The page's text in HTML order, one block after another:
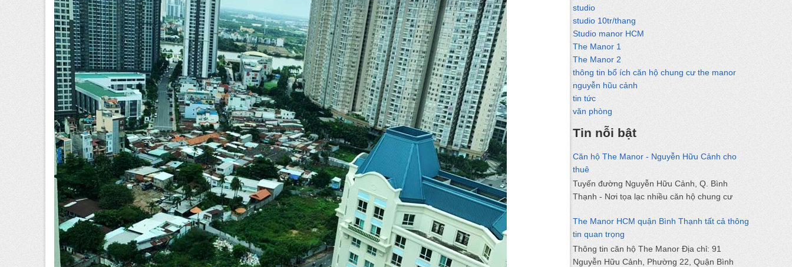
studio
studio 10tr/thang
Studio manor HCM
The Manor 1
The Manor 2
thông tin bổ ích căn hộ chung cư the manor
nguyễn hũu cảnh
tin tức
văn phòng
Tin nỗi bật
Căn hộ The Manor - Nguyễn Hữu Cảnh cho
thuê
Tuyến đường Nguyễn Hữu Cảnh, Q. Bình
Thạnh - Nơi tọa lạc nhiều căn hộ chung cư
The Manor HCM quận Bình Thạnh tất cả thông
tin quan trọng
Thông tin căn hộ The Manor Địa chỉ: 91
Nguyễn Hữu Cảnh, Phường 22, Quận Bình